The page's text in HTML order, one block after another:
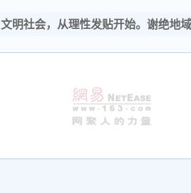
文明社会，从理性发贴开始。谢绝地